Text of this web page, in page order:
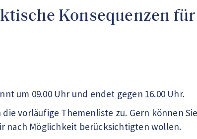
Konsequenzen
um 09.00 Uhr und endet gegen 16.00 Uhr.
vorläufige Themenliste zu. Gern können
nach Möglichkeit berücksichtigten wollen.